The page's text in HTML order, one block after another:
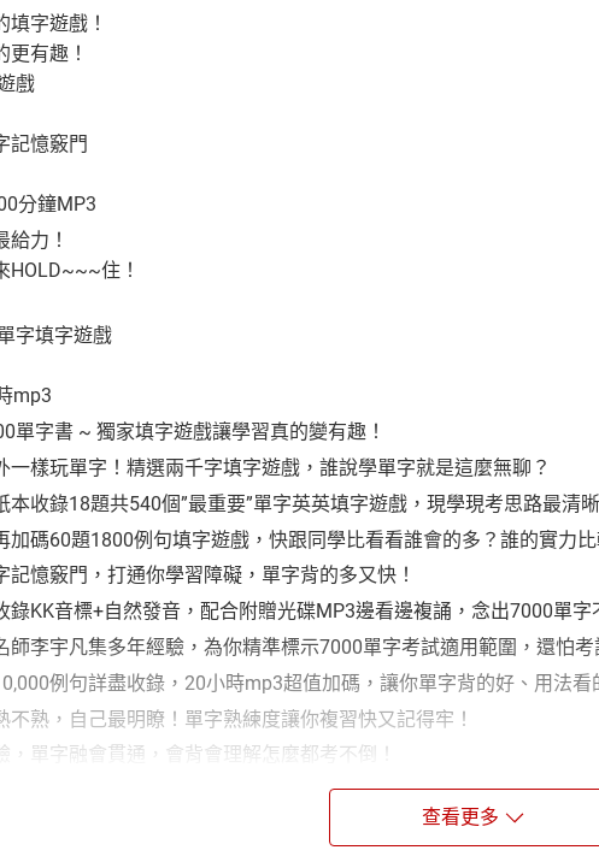
填字遊戲！
更有趣！
戲
記憶竅門
分鐘MP3
給力！
HOLD~~~住！
字填字遊戲
mp3
單字書 ~ 獨家填字遊戲讓學習真的變有趣！
玩單字！精選兩千字填字遊戲，誰說學單字就是這麼無聊？
錄18題共540個”最重要”單字英英填字遊戲，現學現考思路最清晰
60題1800例句填字遊戲，快跟同學比看看誰會的多？誰的實力比
記憶竅門，打通你學習障礙，單字背的多又快！
音標+自然發音，配合附贈光碟MP3邊看邊複誦，念出7000單字
宇凡集多年經驗，為你精準標示7000單字考試適用範圍，還怕考
例句詳盡收錄，20小時mp3超值加碼，讓你單字背的好、用法看
，自己最明瞭！單字熟練度讓你複習快又記得牢！
，單字融會貫通，會背會理解怎麼都考不倒！
用，單字算是學一半！閱讀測驗立即驗收學習成績！截弱補強學
單字附24題精選隨堂閱讀測驗+重點解析，學單字效率再加倍！
查看更多